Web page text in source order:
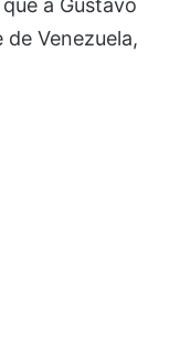
a Gustavo
Venezuela,